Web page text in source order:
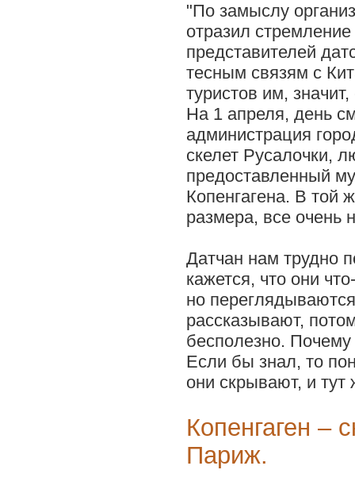
"По замыслу
отразил
представителей
тесным связям с
туристов им,
На 1 апреля, день
администрация
скелет Русалочки,
предоставленный
Копенгагена. В той
размера, все очень
Датчан нам трудно
кажется, что они
но
рассказывают,
бесполезно.
Если бы знал, то
они скрывают, и тут
Копенгаген –
Париж.